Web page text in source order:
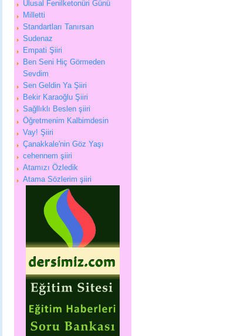
Ulusal Fenilketonüri Günü
Milletti
Standartları Tanırsan
Sudenaz
Empati Şiiri
Ben Seni Hiç Görmeden
Sevdim
Sen Geldin Ya Şiiri
Bekir Karaoğlu Şiiri
Sağllıklı Beslen şiiri
Öğretmenim Kalbimdesin
Vay! Şiiri
Çanakkale'nin Göz Yaşı
cehennem şiiri
Atamızı Özledik
Atama Sözlerim şiiri